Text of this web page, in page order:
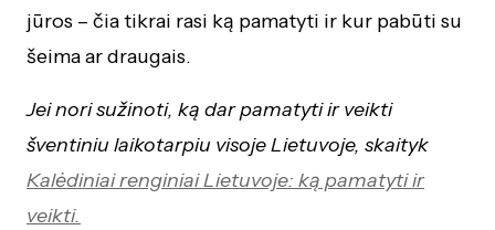
jūros – čia tikrai rasi ką pamatyti ir kur pabūti su
šeima ar draugais.
Jei nori sužinoti, ką dar pamatyti ir veikti
šventiniu laikotarpiu visoje Lietuvoje, skaityk
Kalėdiniai renginiai Lietuvoje: ką pamatyti ir
veikti.